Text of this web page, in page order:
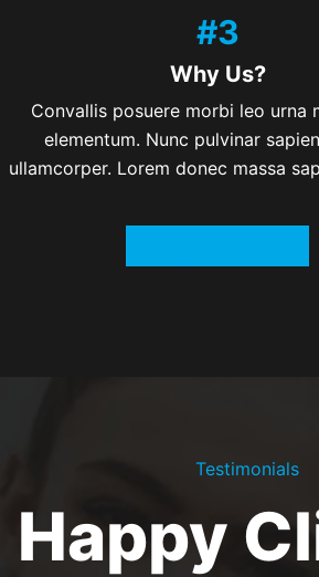
#3
Why Us?
Convallis posuere morbi leo urna
elementum. Nunc pulvinar
ullamcorper. Lorem donec massa
Testimonials
Happy